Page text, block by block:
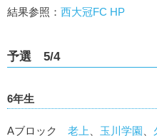
結果参照： 西大冠FC HP
予選 5/4
6年生
Aブロック 老上 玉川学園